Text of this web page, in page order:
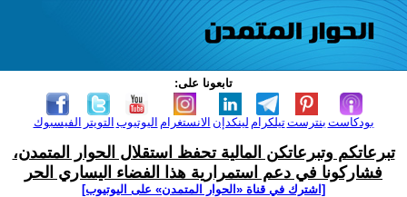
تابعونا على:
الفيسبوك التويتر اليوتيوب الانستغرام لينكدإن تيلكرامبنترست بودكاست
تبرعاتكم وتبرعاتكن المالية تحفظ استقلال الحوار المتمدن،
فشاركونا في دعم استمرارية هذا الفضاء اليساري الحر
[اشترك في قناة ‫«الحوار المتمدن» على اليوتيوب]